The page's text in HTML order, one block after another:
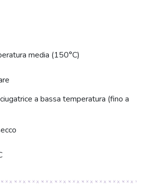
media (150°C)
a bassa temperatura (fino a